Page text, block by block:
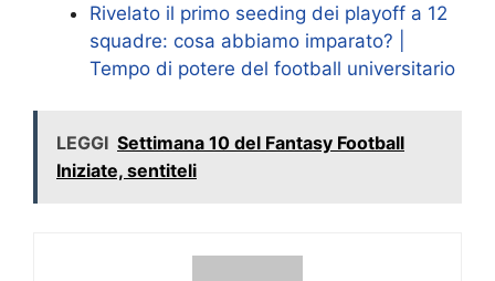
Rivelato il primo seeding dei playoff a 12
squadre: cosa abbiamo imparato? |
Tempo di potere del football universitario
LEGGI Settimana 10 del Fantasy Football
Iniziate, sentiteli